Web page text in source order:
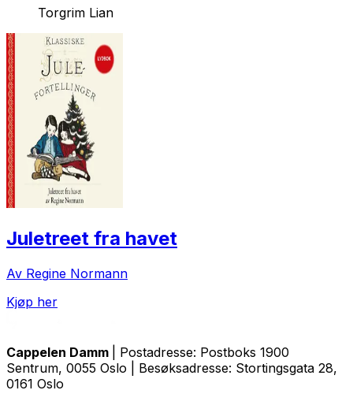
Torgrim Lian
Juletreet fra havet
Av Regine Normann
Kjøp her
Cappelen Damm
| Postadresse: Postboks 1900
Sentrum, 0055 Oslo | Besøksadresse: Stortingsgata 28,
0161 Oslo